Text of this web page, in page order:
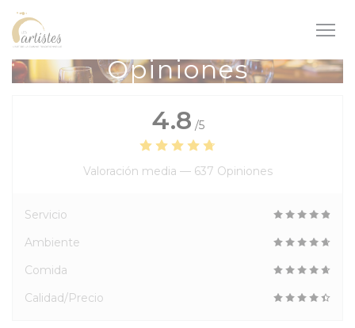
Personalización de sus opciones de cookies
Opiniones
4.8 /5
Valoración media — 637 Opiniones
Servicio
Ambiente
Comida
Calidad/Precio